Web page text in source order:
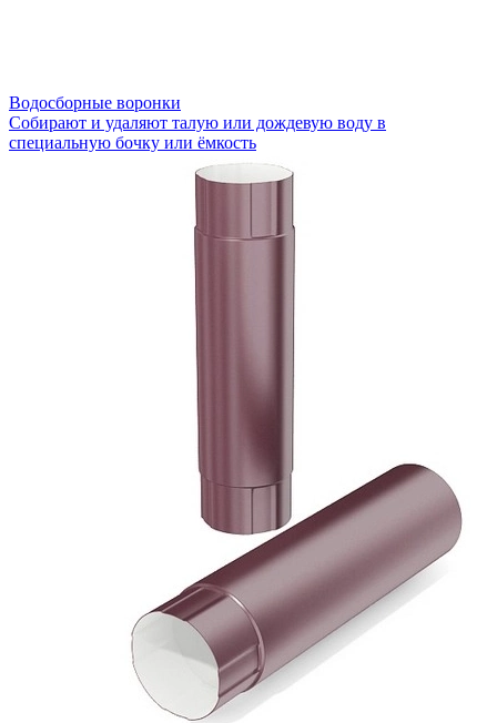
Водосборные воронки
Собирают и удаляют талую или дождевую воду в
специальную бочку или ёмкость